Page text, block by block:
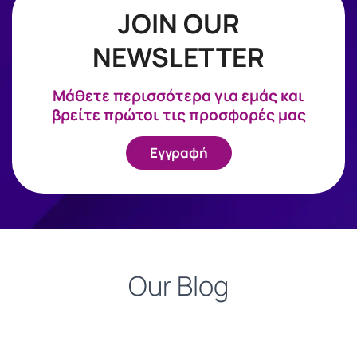
JOIN OUR
NEWSLETTER
Mάθετε περισσότερα για εμάς και
βρείτε πρώτοι τις προσφορές μας
Εγγραφή
Our Blog